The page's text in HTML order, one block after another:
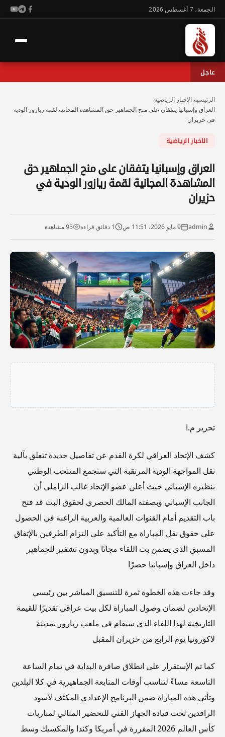
الجمعة، 7 أغسطس 2026
عاجل
الرئيسية الاخبار الرياضية
العراق وإسبانيا يتفقان على منح الجماهير حق المشاهدة المجانية لقمة ريازور الودية
في حزيران
الاخبار الرياضية
العراق وإسبانيا يتفقان على منح الجماهير حق
المشاهدة المجانية لقمة ريازور الودية في
حزيران
admin 9 مايو 2026، 11:51 ص 1 دقائق قراءة 95 مشاهدة
تحرير م.ا
كشف الإتحاد العراقي لكرة القدم عن تفاصيل جديدة تتعلق بآلية
نقل المواجهة الودية المرتقبة التي ستجمع المنتخب الوطني
بنظيره الإسباني حيث أعلن عضو الإتحاد غالب الزاملي أن
الجانب الإسباني وبصفته المالك الحصري لحقوق البث قد فتح
باب التقديم أمام القنوات العالمية والعربية الراغبة في الحصول
على حقوق نقل المباراة مع التأكيد على التزام الطرفين بالإتفاق
المسبق الذي يضمن بث اللقاء مجانًا وبدون تشفير للجماهير
داخل العراق وإسبانيا حصرًا
وقد جاءت هذه الخطوة ثمرة للتنسيق المباشر بين رئيسي
الإتحادين لضمان وصول المباراة لكل بيت عراقي تقديرًا للقيمة
التاريخية لهذا اللقاء الذي سيقام في ملعب ريازور بمدينة
لاكورونيا يوم الرابع من حزيران المقبل
كما تم الإستقرار على انطلاق صافرة البداية في تمام الساعة
التاسعة مساءً لتناسب أوقات المتابعة الجماهيرية في كلا البلدين
وتأتي هذه المباراة ضمن البرنامج الإعدادي المكثف لأسود
الرافدين تحت قيادة الجهاز الفني للتحضير المثالي لمباريات
كأس العالم 2026 المقررة في أمريكا وكندا والمكسيك وسط